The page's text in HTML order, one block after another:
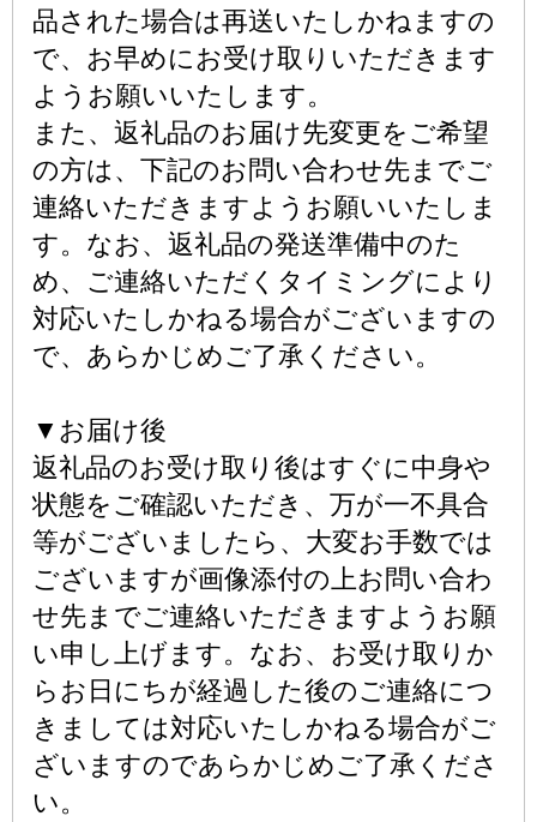
品された場合は再送いたしかねますの
で、お早めにお受け取りいただきます
ようお願いいたします。
また、返礼品のお届け先変更をご希望
の方は、下記のお問い合わせ先までご
連絡いただきますようお願いいたしま
す。なお、返礼品の発送準備中のた
め、ご連絡いただくタイミングにより
対応いたしかねる場合がございますの
で、あらかじめご了承ください。
▼お届け後
返礼品のお受け取り後はすぐに中身や
状態をご確認いただき、万が一不具合
等がございましたら、大変お手数では
ございますが画像添付の上お問い合わ
せ先までご連絡いただきますようお願
い申し上げます。なお、お受け取りか
らお日にちが経過した後のご連絡につ
きましては対応いたしかねる場合がご
ざいますのであらかじめご了承くださ
い。